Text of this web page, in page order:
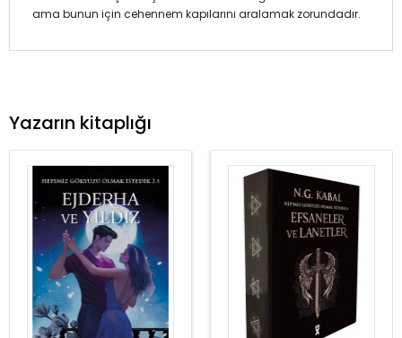
ama bunun için cehennem kapılarını aralamak zorundadır.
Yazarın kitaplığı